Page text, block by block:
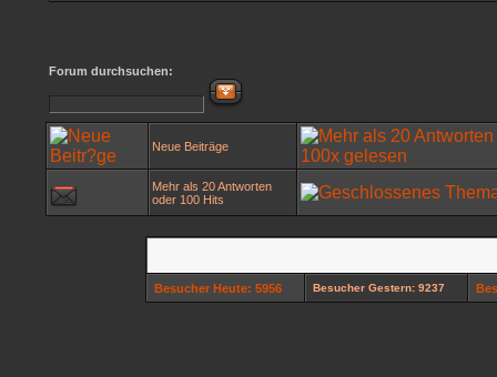
Forum durchsuchen:
Neue Beiträge
Mehr als 20 Antworten
oder 100 Hits
Besucher Heute: 5956 Besucher Gestern: 9237